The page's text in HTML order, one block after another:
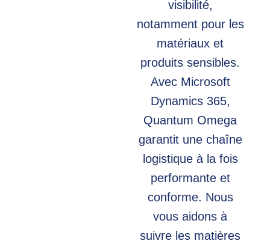
visibilité,
notamment pour les
matériaux et
produits sensibles.
Avec Microsoft
Dynamics 365,
Quantum Omega
garantit une chaîne
logistique à la fois
performante et
conforme. Nous
vous aidons à
suivre les matières